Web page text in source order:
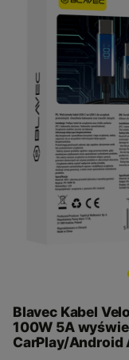
Blavec Kabel
100W 5A
CarPlay/Android